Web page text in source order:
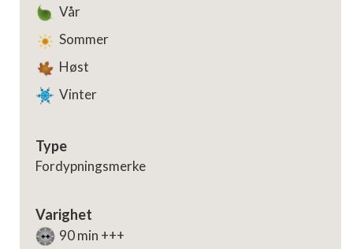
Vår
Sommer
Høst
Vinter
Type
Fordypningsmerke
Varighet
90 min +++